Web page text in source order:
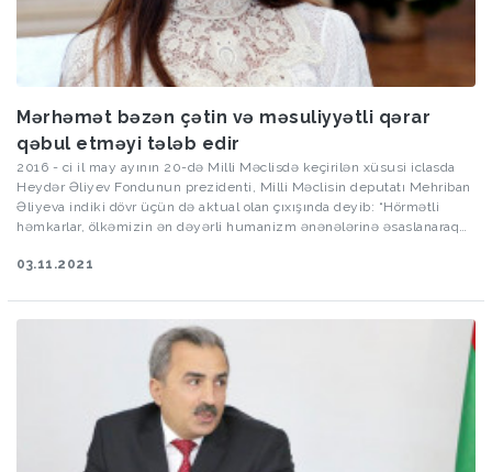
Mərhəmət bəzən çətin və məsuliyyətli qərar
qəbul etməyi tələb edir
2016 - ci il may ayının 20-də Milli Məclisdə keçirilən xüsusi iclasda
Heydər Əliyev Fondunun prezidenti, Milli Məclisin deputatı Mehriban
Əliyeva indiki dövr üçün də aktual olan çıxışında deyib: “Hörmətli
həmkarlar, ölkəmizin ən dəyərli humanizm ənənələrinə əsaslanaraq
təklif edirəm.
03.11.2021